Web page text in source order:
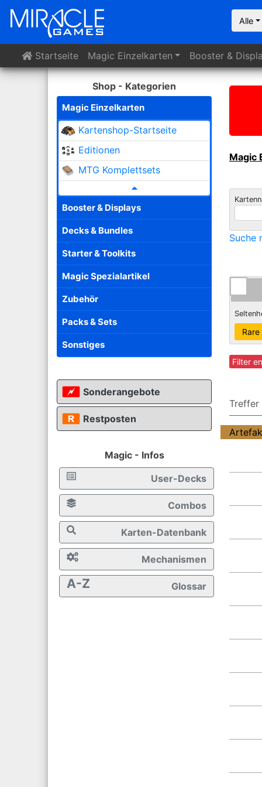
Alle
Startseite Magic Einzelkarten Booster &
Shop - Kategorien
Magic Einzelkarten
Kartenshop-Startseite
Editionen
MTG Komplettsets
Booster & Displays
Decks & Bundles
Starter & Toolkits
Magic Spezialartikel
Zubehör
Packs & Sets
Sonstiges
Sonderangebote
Restposten
Magic - Infos
User-Decks
Combos
Karten-Datenbank
Mechanismen
A-Z Glossar
Magic
Suche
Filter
Treffer